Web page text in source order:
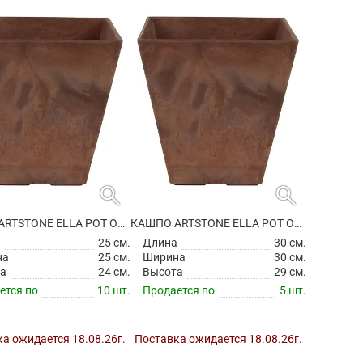
search
КАШПО ARTSTONE ELLA POT OAK
25 см.
25 см.
24 см.
по
10 шт.
ожидается 18.08.26г.
search
КАШПО ARTSTONE ELLA POT OAK
Длина
30 см.
Ширина
30 см.
Высота
29 см.
Продается по
5 шт.
Поставка ожидается 18.08.26г.